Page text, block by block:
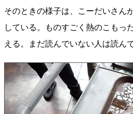
そのときの様子は、こーだいさん
している。ものすごく熱のこもっ
える。まだ読んでいない人は読ん